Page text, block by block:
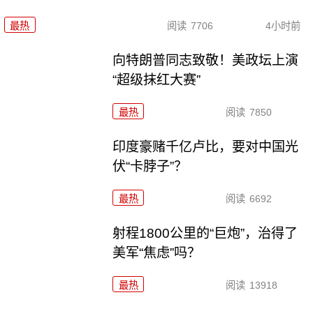
最热 阅读 7706 4小时前
向特朗普同志致敬！美政坛上演
“超级抹红大赛”
最热 阅读 7850
印度豪赌千亿卢比，要对中国光
伏“卡脖子”？
最热 阅读 6692
射程1800公里的“巨炮”，治得了
美军“焦虑”吗？
最热 阅读 13918